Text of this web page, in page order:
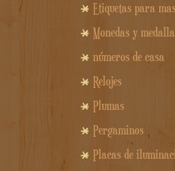
Etiquetas para
Monedas y
números de casa
Relojes
Plumas
Pergaminos
Placas de